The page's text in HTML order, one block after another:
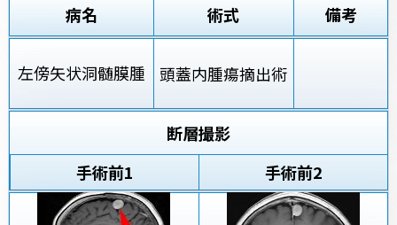
病名 術式 備考
左傍矢状洞髄膜腫 頭蓋内腫瘍摘出術
断層撮影
手術前1 手術前2